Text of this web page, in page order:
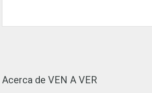
Acerca de VEN A VER